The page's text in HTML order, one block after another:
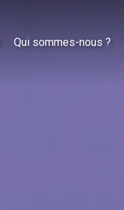
Qui sommes-nous ?